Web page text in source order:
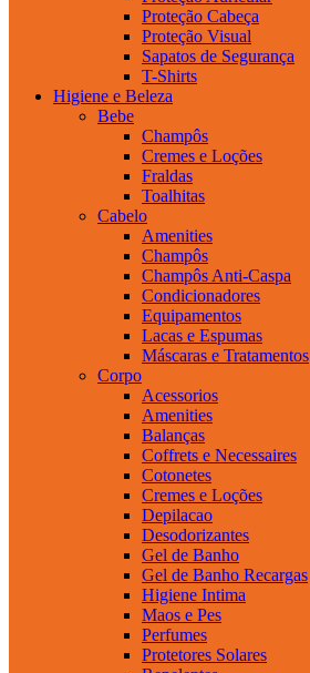
Proteção Cabeça
Proteção Visual
Sapatos de Segurança
T-Shirts
Higiene e Beleza
Bebe
Champôs
Cremes e Loções
Fraldas
Toalhitas
Cabelo
Amenities
Champôs
Champôs Anti-Caspa
Condicionadores
Equipamentos
Lacas e Espumas
Máscaras e Tratamentos
Corpo
Acessorios
Amenities
Balanças
Coffrets e Necessaires
Cotonetes
Cremes e Loções
Depilacao
Desodorizantes
Gel de Banho
Gel de Banho Recargas
Higiene Intima
Maos e Pes
Perfumes
Protetores Solares